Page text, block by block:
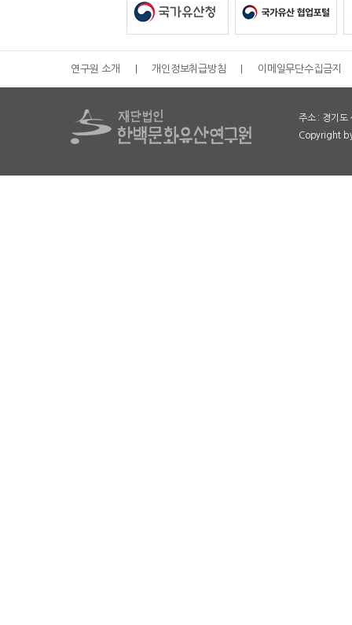
연구원 소개 개인정보취급방침 이메일무단수집금지
주소 : 경기
Copyright